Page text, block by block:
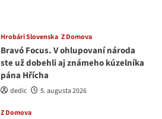
Hrobári Slovenska Z Domova
Bravó Focus. V ohlupovaní národa
ste už dobehli aj známeho kúzelníka
pána Hřícha
dedic 5. augusta 2026
Z Domova